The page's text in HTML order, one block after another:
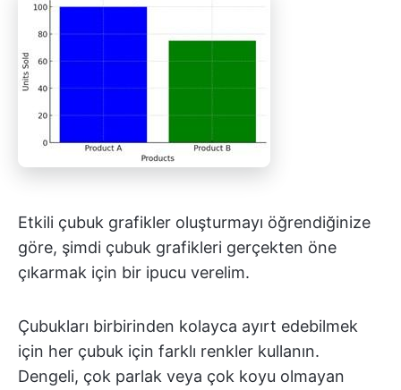
Etkili çubuk grafikler oluşturmayı öğrendiğinize
göre, şimdi çubuk grafikleri gerçekten öne
çıkarmak için bir ipucu verelim.
Çubukları birbirinden kolayca ayırt edebilmek
için her çubuk için farklı renkler kullanın.
Dengeli, çok parlak veya çok koyu olmayan